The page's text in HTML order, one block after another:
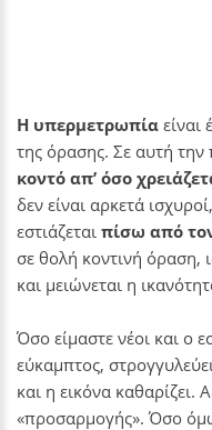
Η υπερμετρωπία
της όρασης. Σε αυτή την
κοντό απ’ όσο
δεν είναι αρκετά
εστιάζεται πίσω από
σε θολή κοντινή όραση,
και μειώνεται η
Όσο είμαστε νέοι και ο
εύκαμπτος,
και η εικόνα καθαρίζει.
«προσαρμογής». Όσο